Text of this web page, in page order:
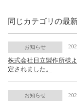
同じカテゴリの最
お知らせ
株式会社日立製作所様
定されました。
お知らせ